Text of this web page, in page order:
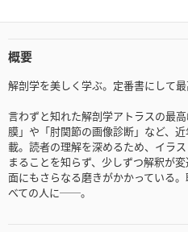
概要
解剖学を美しく学ぶ。定番書にして
言わずと知れた解剖学アトラスの最
膜」や「肘関節の画像診断」など、
載。読者の理解を深めるため、イラ
まることを知らず、少しずつ解釈が
面にもさらなる磨きがかかっている
べての人に──。